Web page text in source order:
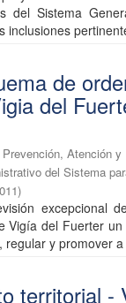
del Sistema
inclusiones
de
del
Atención y
del Sistema
)
excepcional
Vigía del Fuerter
regular y promover
territorial -